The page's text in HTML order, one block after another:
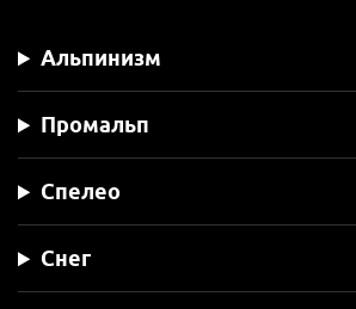
Альпинизм
Промальп
Спелео
Снег